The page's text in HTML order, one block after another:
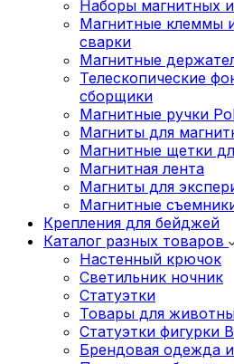
Наборы магнитных
Магнитные клеммы
сварки
Магнитные
Телескопические
сборщики
Магнитные ручки
Магниты для
Магнитные щетки
Магнитная лента
Магниты для
Магнитные
Крепления для бейджей
Каталог разных товаров
Настенный крючок
Светильник ночник
Статуэтки
Товары для
Статуэтки фигурки
Брендовая одежда